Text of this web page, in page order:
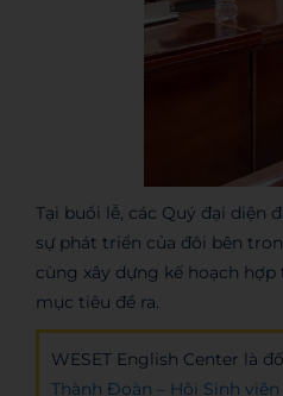
Tại buổi lễ, các Quý đại diện
sự phát triển của đôi bên
cùng xây dựng kế hoạch
mục tiêu đề ra.
WESET English Center là
Thành Đoàn – Hội Sinh